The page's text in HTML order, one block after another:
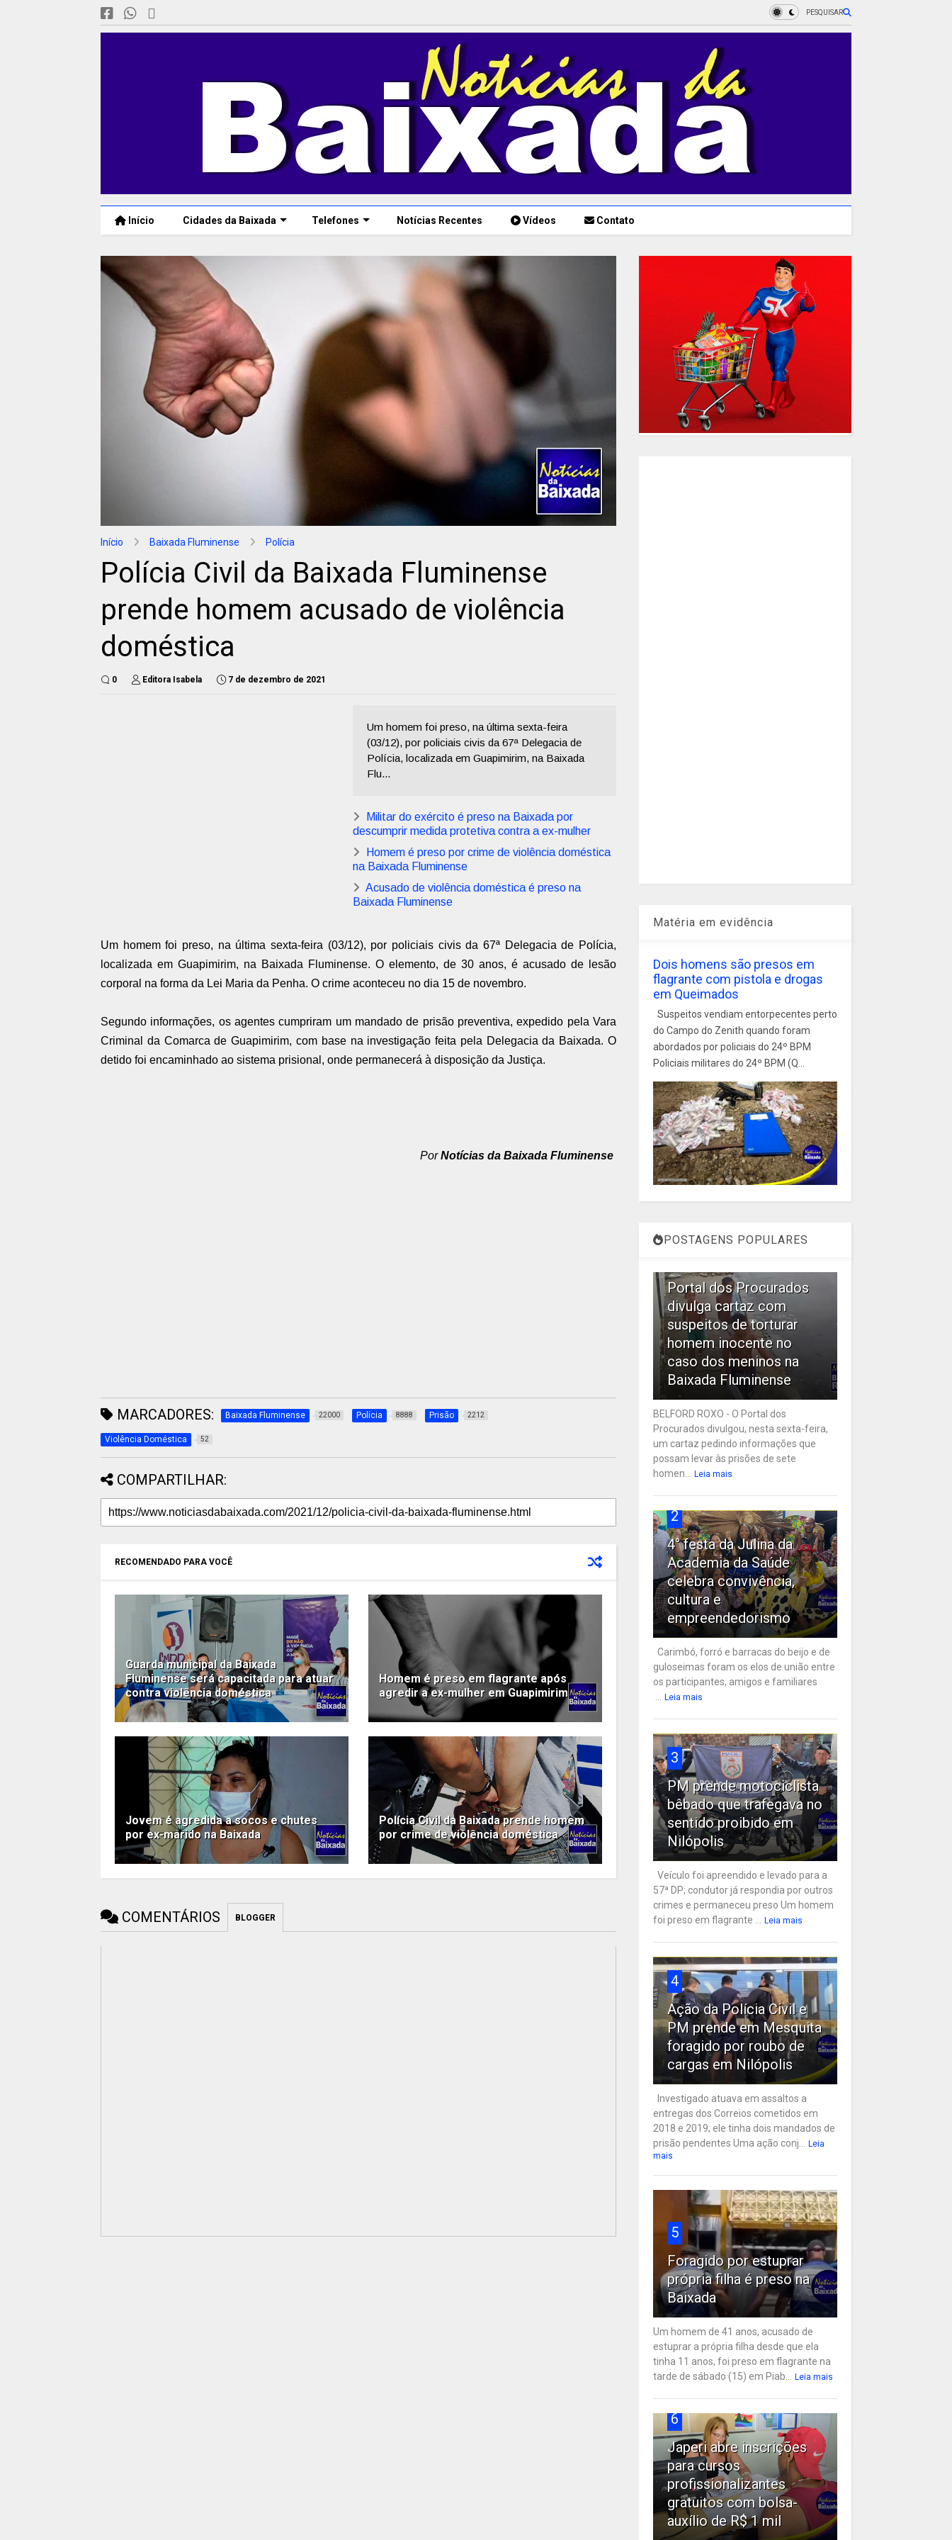
PESQUISAR
Início Cidades da Baixada Telefones Notícias Recentes Vídeos Contato
Início Baixada Fluminense Polícia
Polícia Civil da Baixada Fluminense
prende homem acusado de violência
doméstica
0 Editora Isabela 7 de dezembro de 2021
Um homem foi preso, na última sexta-feira
(03/12), por policiais civis da 67ª Delegacia de
Polícia, localizada em Guapimirim, na Baixada
Flu...
Militar do exército é preso na Baixada por
descumprir medida protetiva contra a ex-mulher
Homem é preso por crime de violência doméstica
na Baixada Fluminense
Acusado de violência doméstica é preso na
Baixada Fluminense
Um homem foi preso, na última sexta-feira (03/12), por policiais civis da 67ª Delegacia de Polícia,
localizada em Guapimirim, na Baixada Fluminense. O elemento, de 30 anos, é acusado de lesão
corporal na forma da Lei Maria da Penha. O crime aconteceu no dia 15 de novembro.
Segundo informações, os agentes cumpriram um mandado de prisão preventiva, expedido pela Vara
Criminal da Comarca de Guapimirim, com base na investigação feita pela Delegacia da Baixada. O
detido foi encaminhado ao sistema prisional, onde permanecerá à disposição da Justiça.
PorNotícias da Baixada Fluminense
MARCADORES: Baixada Fluminense 22000 Polícia 8888 Prisão 2212
Violência Doméstica 52
COMPARTILHAR:
RECOMENDADO PARA VOCÊ
Guarda municipal da Baixada
Fluminense será capacitada para atuar
contra violência doméstica
Homem é preso em flagrante após
agredir a ex-mulher em Guapimirim
Jovem é agredida a socos e chutes
por ex-marido na Baixada
Polícia Civil da Baixada prende homem
por crime de violência doméstica
COMENTÁRIOS BLOGGER
Matéria em evidência
Dois homens são presos em
flagrante com pistola e drogas
em Queimados
Suspeitos vendiam entorpecentes perto
do Campo do Zenith quando foram
abordados por policiais do 24º BPM
Policiais militares do 24º BPM (Q...
POSTAGENS POPULARES
Portal dos Procurados
divulga cartaz com
suspeitos de torturar
homem inocente no
caso dos meninos na
Baixada Fluminense
BELFORD ROXO - O Portal dos
Procurados divulgou, nesta sexta-feira,
um cartaz pedindo informações que
possam levar às prisões de sete
homen... Leia mais
2
4° festa da Julina da
Academia da Saúde
celebra convivência,
cultura e
empreendedorismo
Carimbó, forró e barracas do beijo e de
guloseimas foram os elos de união entre
os participantes, amigos e familiares
... Leia mais
3
PM prende motociclista
bêbado que trafegava no
sentido proibido em
Nilópolis
Veículo foi apreendido e levado para a
57ª DP; condutor já respondia por outros
crimes e permaneceu preso Um homem
foi preso em flagrante ... Leia mais
4
Ação da Polícia Civil e
PM prende em Mesquita
foragido por roubo de
cargas em Nilópolis
Investigado atuava em assaltos a
entregas dos Correios cometidos em
2018 e 2019; ele tinha dois mandados de
prisão pendentes Uma ação conj... Leia
mais
5
Foragido por estuprar
própria filha é preso na
Baixada
Um homem de 41 anos, acusado de
estuprar a própria filha desde que ela
tinha 11 anos, foi preso em flagrante na
tarde de sábado (15) em Piab... Leia mais
6
Japeri abre inscrições
para cursos
profissionalizantes
gratuitos com bolsa-
auxílio de R$ 1 mil